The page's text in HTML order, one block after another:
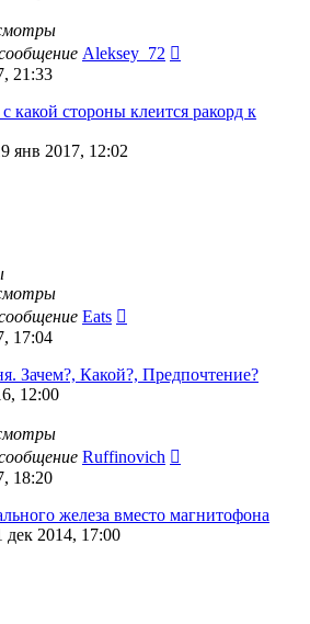
Aleksey_72
21:33
какой стороны клеится ракорд к
янв 2017, 12:02
Eats
17:04
Зачем?, Какой?, Предпочтение?
12:00
Ruffinovich
18:20
железа вместо магнитофона
дек 2014, 17:00